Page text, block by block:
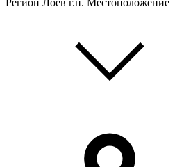
Регион Лоев г.п. Местоположение